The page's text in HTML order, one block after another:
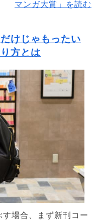
マンガ大賞」を読む
けじゃもったい
方とは
場合、まず新刊コー